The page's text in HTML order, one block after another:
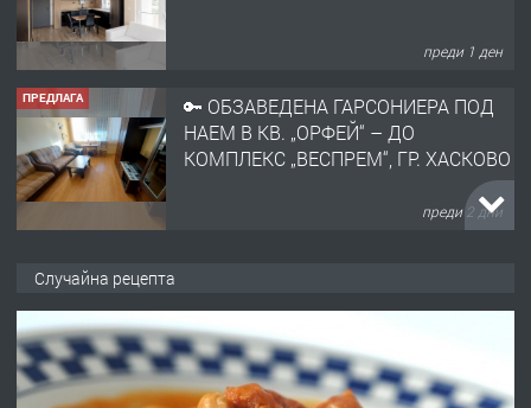
преди 1 ден
ПРЕДЛАГА
🔑 ОБЗАВЕДЕНА ГАРСОНИЕРА ПОД
НАЕМ В КВ. „ОРФЕЙ“ – ДО
КОМПЛЕКС „ВЕСПРЕМ“, ГР. ХАСКОВО
преди 2 дни
АПАРТАМЕНТ В ЦЕНТЪРА НА ГР.
ХАСКОВО
преди 3 дни
Случайна рецепта